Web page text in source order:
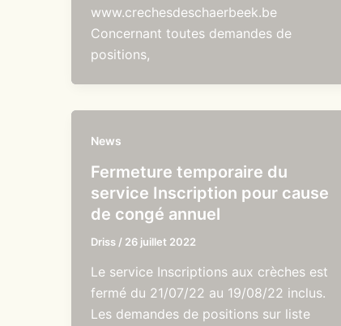
www.crechesdeschaerbeek.be
Concernant toutes demandes de
positions,
News
Fermeture temporaire du
service Inscription pour cause
de congé annuel
Driss / 26 juillet 2022
Le service Inscriptions aux crèches est
fermé du 21/07/22 au 19/08/22 inclus.
Les demandes de positions sur liste